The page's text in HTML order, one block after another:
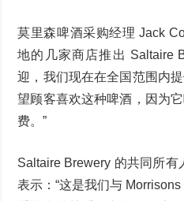
莫里森啤酒采购经理 Jack
地的几家商店推出 Saltaire
迎，我们现在在全国范围内
望顾客喜欢这种啤酒，因为
费。”
Saltaire Brewery 的共同所有
表示：“这是我们与